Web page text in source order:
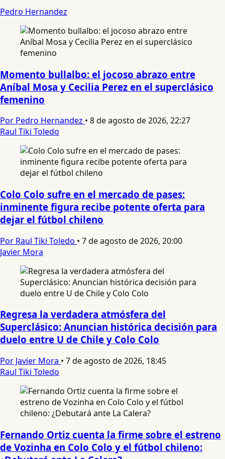
Pedro Hernandez
Momento bullalbo: el jocoso abrazo entre
Aníbal Mosa y Cecilia Perez en el superclásico
femenino
Por Pedro Hernandez • 8 de agosto de 2026, 22:27
Raul Tiki Toledo
Colo Colo sufre en el mercado de pases:
inminente figura recibe potente oferta para
dejar el fútbol chileno
Por Raul Tiki Toledo • 7 de agosto de 2026, 20:00
Javier Mora
Regresa la verdadera atmósfera del
Superclásico: Anuncian histórica decisión para
duelo entre U de Chile y Colo Colo
Por Javier Mora • 7 de agosto de 2026, 18:45
Raul Tiki Toledo
Fernando Ortiz cuenta la firme sobre el estreno
de Vozinha en Colo Colo y el fútbol chileno: